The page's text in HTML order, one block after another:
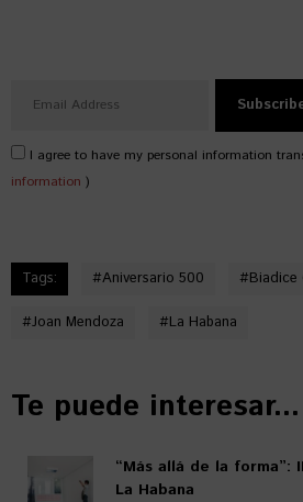
I agree to have my personal information
information )
Tags: #Aniversario 500 #Biadice
#Joan Mendoza #La Habana
Te puede interesar...
“Más allá de la forma”:
La Habana